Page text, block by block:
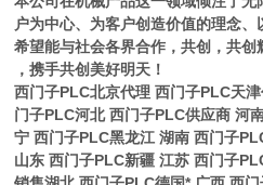
户为中心、为客户创造价值的理念
希望能与社会各界合作，共创，共创
，携手共创美好明天！
西门子PLC北京代理 西门子PLC天
门子PLC河北 西门子PLC供应商 河
宁 西门子PLC黑龙江 湖南 西门子
山东 西门子PLC新疆 江苏 西门子